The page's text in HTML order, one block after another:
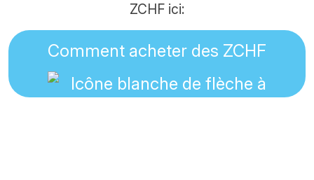
ZCHF ici:
Comment acheter des ZCHF